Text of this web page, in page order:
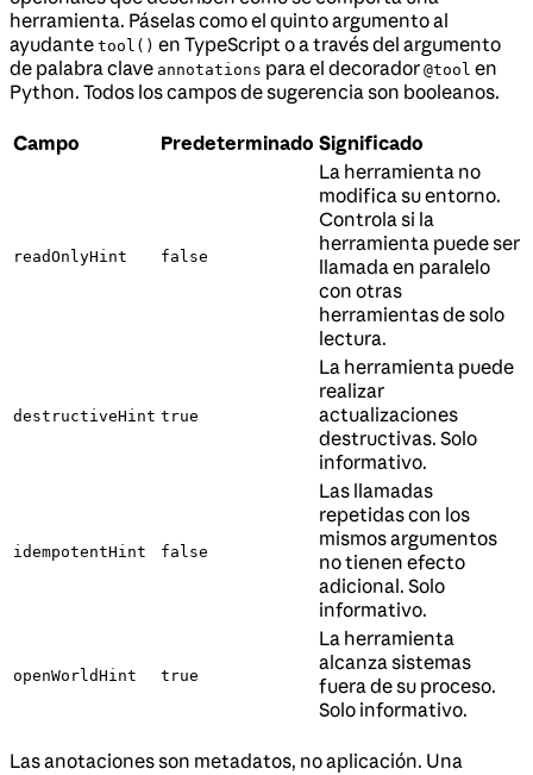
herramienta. Páselas como el quinto argumento al
ayudante tool() en TypeScript o a través del argumento
de palabra clave annotations para el decorador @tool en
Python. Todos los campos de sugerencia son booleanos.
Campo Predeterminado Significado
readOnlyHint false
La herramienta no
modifica su entorno.
Controla si la
herramienta puede ser
llamada en paralelo
con otras
herramientas de solo
lectura.
destructiveHint true
La herramienta puede
realizar
actualizaciones
destructivas. Solo
informativo.
idempotentHint false
Las llamadas
repetidas con los
mismos argumentos
no tienen efecto
adicional. Solo
informativo.
openWorldHint true
La herramienta
alcanza sistemas
fuera de su proceso.
Solo informativo.
Las anotaciones son metadatos, no aplicación. Una